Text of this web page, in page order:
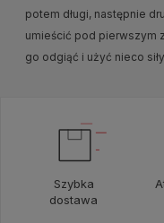
potem długi, następnie
umieścić pod pierwszym
go odgiąć i użyć nieco
Szybka
dostawa